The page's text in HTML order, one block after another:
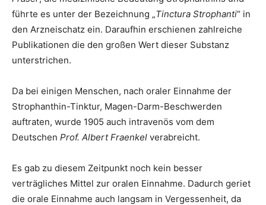
führte es unter der Bezeichnung „Tinctura Strophanti“ in
den Arzneischatz ein. Daraufhin erschienen zahlreiche
Publikationen die den großen Wert dieser Substanz
unterstrichen.
Da bei einigen Menschen, nach oraler Einnahme der
Strophanthin-Tinktur, Magen-Darm-Beschwerden
auftraten, wurde 1905 auch intravenös vom dem
Deutschen Prof. Albert Fraenkel verabreicht.
Es gab zu diesem Zeitpunkt noch kein besser
verträgliches Mittel zur oralen Einnahme. Dadurch geriet
die orale Einnahme auch langsam in Vergessenheit, da